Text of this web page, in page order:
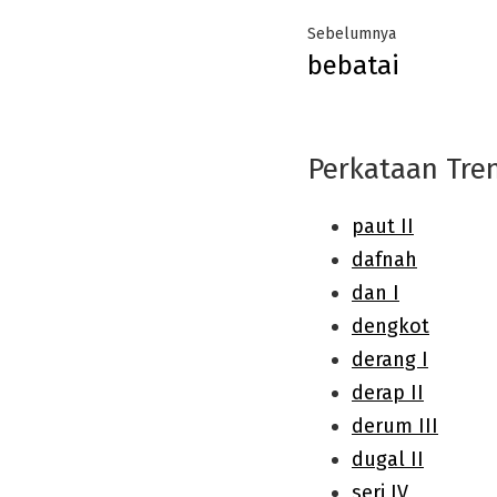
Post
navigation
SebelumnyaPrevious
post:
bebatai
Perkataan